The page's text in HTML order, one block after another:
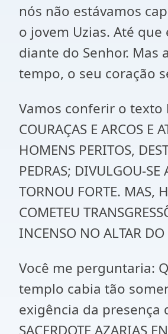
nós não estávamos
o jovem Uzias. Até
diante do Senhor.
tempo, o seu coração
Vamos conferir o texto
COURAÇAS E ARCOS E
HOMENS PERITOS,
PEDRAS; DIVULGOU-
TORNOU FORTE. MAS,
COMETEU
INCENSO NO ALTAR
Você me perguntaria:
templo cabia tão
exigência da presença
SACERDOTE AZARIAS